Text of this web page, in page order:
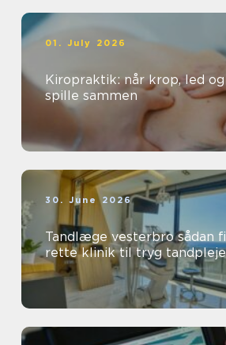
01. July 2026
Kiropraktik: når krop, led
spille sammen
30. June 2026
Tandlæge vesterbro sådan finder du den
rette klinik til tryg tandpleje